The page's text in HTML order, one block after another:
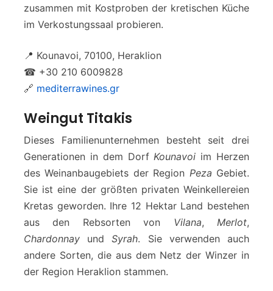
zusammen mit Kostproben der kretischen Küche
im Verkostungssaal probieren.
📍 Kounavoi, 70100, Heraklion
☎ +30 210 6009828
🔗 mediterrawines.gr
Weingut Titakis
Dieses Familienunternehmen besteht seit drei
Generationen in dem DorfKounavoi im Herzen
des Weinanbaugebiets der Region Peza Gebiet.
Sie ist eine der größten privaten Weinkellereien
Kretas geworden. Ihre 12 Hektar Land bestehen
aus den Rebsorten von Vilana,Merlot,
Chardonnay undSyrah. Sie verwenden auch
andere Sorten, die aus dem Netz der Winzer in
der Region Heraklion stammen.